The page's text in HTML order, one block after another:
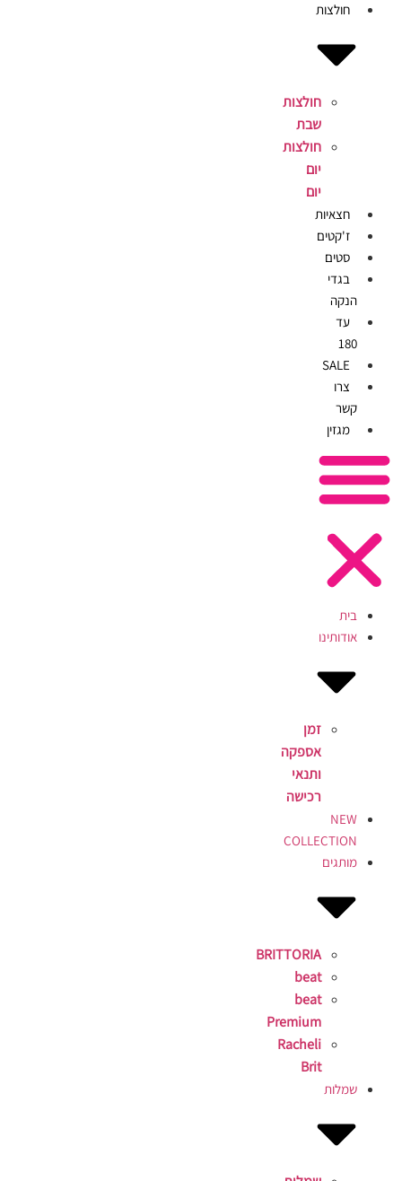
חולצות
חולצות
שבת
חולצות
יום
יום
חצאיות
ז'קטים
סטים
בגדי
הנקה
עד
180
SALE
צרו
קשר
מגזין
בית
אודותינו
זמן
אספקה
ותנאי
רכישה
NEW
COLLECTION
מותגים
BRITTORIA
beat
beat
Premium
Racheli
Brit
שמלות